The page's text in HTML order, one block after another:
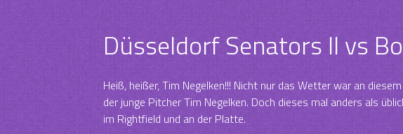
Düsseldorf Senators II vs
Heiß, heißer, Tim Negelken!!! Nicht nur das Wetter war an
der junge Pitcher Tim Negelken. Doch dieses mal anders als
im Rightfield und an der Platte.